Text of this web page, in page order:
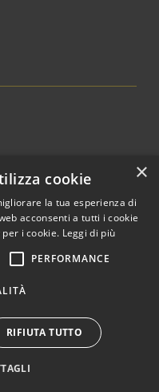
© 2026 • Comune di
Powered byMunicipium
Accesso redazione
×
cookie
la tua esperienza di
acconsenti a tutti i cookie
i cookie. Leggi di più
PERFORMANCE
RIFIUTA TUTTO